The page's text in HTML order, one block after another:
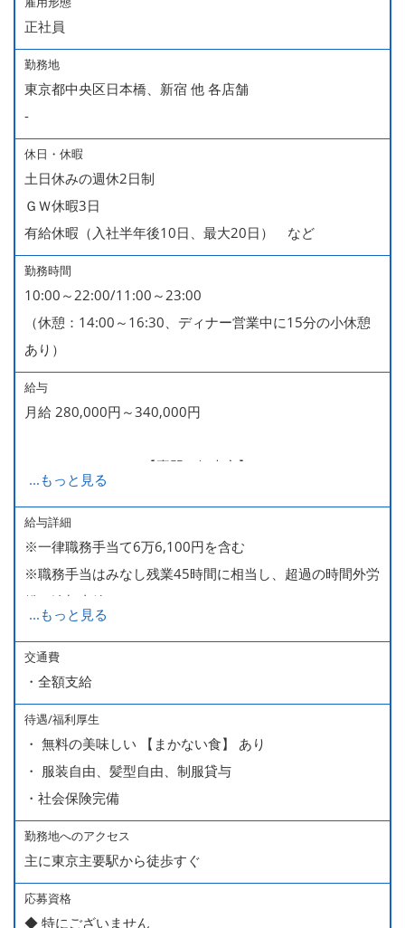
店】
佐賀ふもと赤鶏 酒場 高しな【東京駅ガード下店】
サカバ ミハマ トーキョー
正社員
勤務地
東京都中央区日本橋、新宿 他 各店舗
-
休日・休暇
土日休みの週休2日制
ＧＷ休暇3日
有給休暇（入社半年後10日、最大20日） など
勤務時間
10:00～22:00/11:00～23:00
（休憩：14:00～16:30、ディナー営業中に15分の小休憩
あり）
給与
月給 280,000円～340,000円
280,000～340,000【専門・短大卒】
285,000～340,000【大卒】
※ 入社半年経過した後は、[月10日休みの月給34万円] の
働き方も選ぶことができます。
詳細はご面談時にご案内いたします。
...もっと見る
給与詳細
※一律職務手当て6万6,100円を含む
※職務手当はみなし残業45時間に相当し、超過の時間外労
働は追加支給
■昇給（随時）
■賞与年2回（夏・冬）
■売上インセンティブ
■役職手当
...もっと見る
交通費
・全額支給
待遇/福利厚生
・ 無料の美味しい 【まかない食】 あり
・ 服装自由、髪型自由、制服貸与
・社会保険完備
勤務地へのアクセス
主に東京主要駅から徒歩すぐ
応募資格
◆ 特にございません